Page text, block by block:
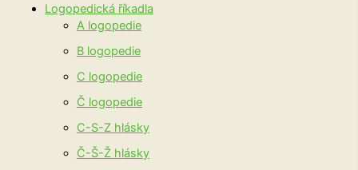
Logopedická říkadla
A logopedie
B logopedie
C logopedie
Č logopedie
C-S-Z hlásky
Č-Š-Ž hlásky